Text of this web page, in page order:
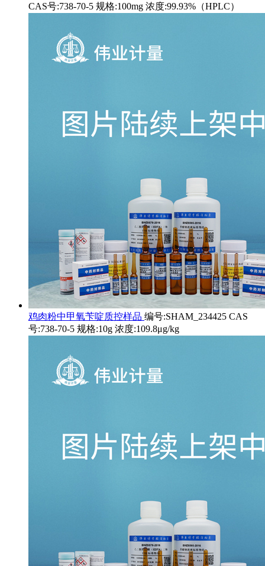
CAS号:738-70-5 规格:100mg 浓度:99.93%（HPLC）
鸡肉粉中甲氧苄啶质控样品 编号:SHAM_234425 CAS
号:738-70-5 规格:10g 浓度:109.8μg/kg